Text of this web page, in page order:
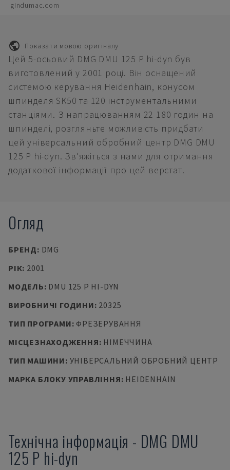
gindumac.com
Показати мовою оригіналу
Цей 5-осьовий DMG DMU 125 P hi-dyn був
виготовлений у 2001 році. Він оснащений
системою керування Heidenhain, конусом
шпинделя SK50 та 120 інструментальними
станціями. З напрацюванням 22 180 годин на
шпинделі, розгляньте можливість придбати
цей універсальний обробний центр DMG DMU
125 P hi-dyn. Зв'яжіться з нами для отримання
додаткової інформації про цей верстат.
Огляд
БРЕНД: DMG
РІК: 2001
МОДЕЛЬ: DMU 125 P HI-DYN
ВИРОБНИЧІ ГОДИНИ: 20325
ТИП ПРОГРАМИ: ФРЕЗЕРУВАННЯ
МІСЦЕЗНАХОДЖЕННЯ: НІМЕЧЧИНА
ТИП МАШИНИ: УНІВЕРСАЛЬНИЙ ОБРОБНИЙ ЦЕНТР
МАРКА БЛОКУ УПРАВЛІННЯ: HEIDENHAIN
Технічна інформація - DMG DMU
125 P hi-dyn